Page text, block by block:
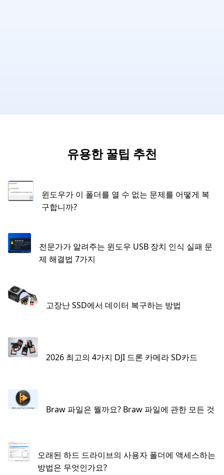
유용한 꿀팁 추천
윈도우가 이 폴더를 열 수 없는 문제를 어떻게 복
구합니까?
전문가가 알려주는 윈도우 USB 장치 인식 실패 문
제 해결법 7가지
고장난 SSD에서 데이터 복구하는 방법
2026 최고의 4가지 DJI 드론 카메라 SD카드
Braw 파일은 뭘까요? Braw 파일에 관한 모든 것
오래된 하드 드라이브의 사용자 폴더에 액세스하는
방법은 무엇인가요?